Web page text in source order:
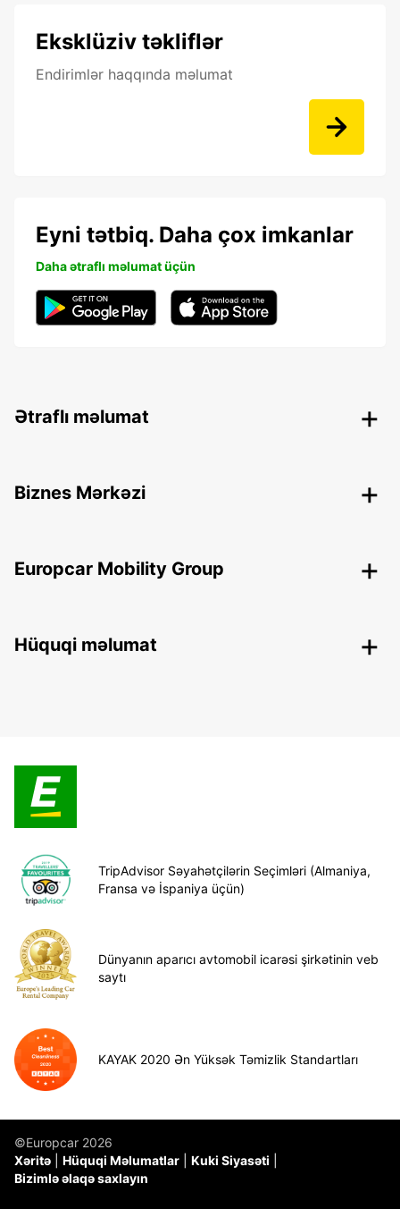
Eksklüziv təkliflər
Endirimlər haqqında məlumat
Eyni tətbiq. Daha çox imkanlar
Daha ətraflı məlumat üçün
Ətraflı məlumat
Biznes Mərkəzi
Europcar Mobility Group
Hüquqi məlumat
TripAdvisor Səyahətçilərin Seçimləri (Almaniya,
Fransa və İspaniya üçün)
Dünyanın aparıcı avtomobil icarəsi şirkətinin veb
saytı
KAYAK 2020 Ən Yüksək Təmizlik Standartları
©Europcar 2026
Xəritə
Hüquqi Məlumatlar
Kuki Siyasəti
Bizimlə əlaqə saxlayın